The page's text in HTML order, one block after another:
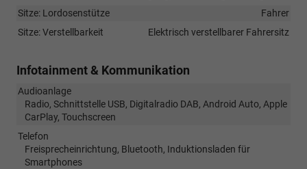
Sitze: Lordosenstütze
Fahrer
Sitze: Verstellbarkeit
Elektrisch verstellbarer Fahrersitz
Infotainment & Kommunikation
Audioanlage
Radio, Schnittstelle USB, Digitalradio DAB, Android Auto, Apple
CarPlay, Touchscreen
Telefon
Freisprecheinrichtung, Bluetooth, Induktionsladen für
Smartphones